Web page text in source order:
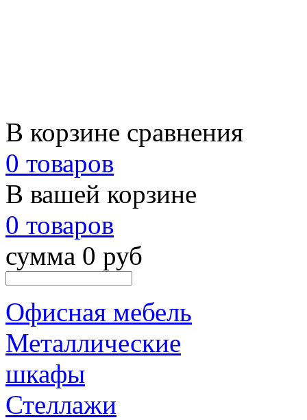
В корзине сравнения
0 товаров
В вашей корзине
0 товаров
сумма 0 руб
Офисная мебель
Металлические
шкафы
Стеллажи